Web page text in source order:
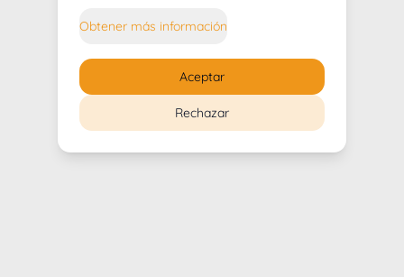
Obtener más información
Rechazar
Aceptar